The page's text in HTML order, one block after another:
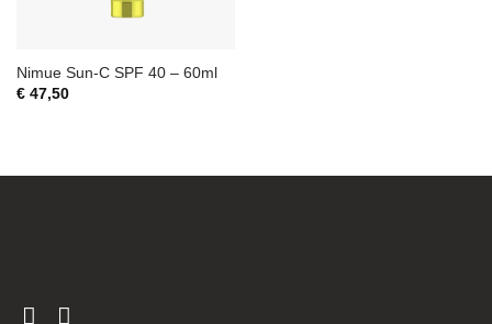
Nimue Sun-C SPF 40 – 60ml
€47,50